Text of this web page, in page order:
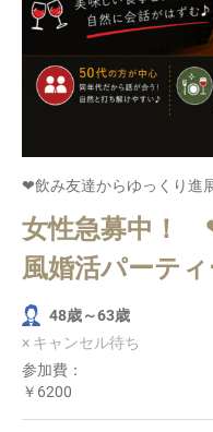
❤飲み友達からゆっくり進
女性急募中！
風婚活パーテ
48歳～63歳
× キャンセル待ち
参加費：
￥6200